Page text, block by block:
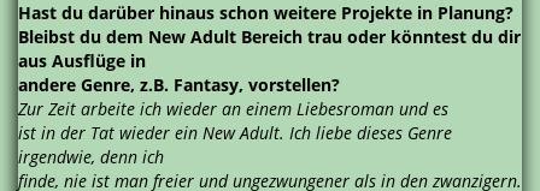
Hast du darüber hinaus schon weitere Projekte in Planung?
Bleibst du dem New Adult Bereich trau oder könntest du dir
aus Ausflüge in
andere Genre, z.B. Fantasy, vorstellen?
Zur Zeit arbeite ich wieder an einem Liebesroman und es
ist in der Tat wieder ein New Adult. Ich liebe dieses Genre
irgendwie, denn ich
finde, nie ist man freier und ungezwungener als in den zwanzigern.